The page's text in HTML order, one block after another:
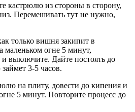
кастрюлю из стороны в сторону,
Перемешивать тут не нужно,
только вишня закипит в
маленьком огне 5 минут,
и выключите. Дайте постоять до
3-5 часов.
на плиту, довести до кипения и
5 минут. Повторите процесс до